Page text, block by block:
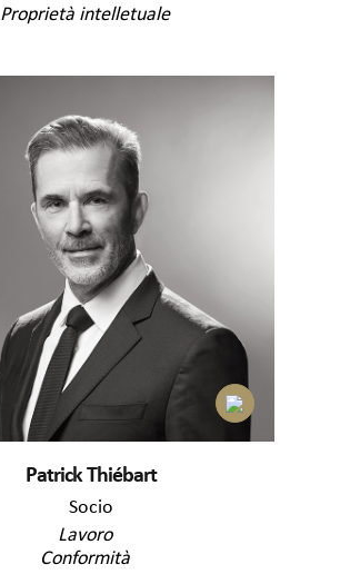
Proprietà intelletuale
Patrick Thiébart
Socio
Lavoro
Conformità